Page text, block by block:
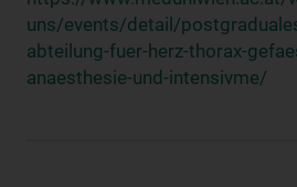
uns/events/detail/
abteilung-fuer-herz-thorax-
anaesthesie-und-intensivme/